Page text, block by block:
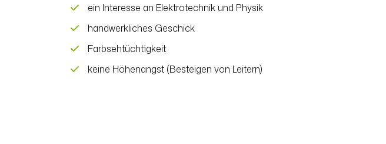
ein Interesse an Elektrotechnik und Physik
handwerkliches Geschick
Farbsehtüchtigkeit
keine Höhenangst (Besteigen von Leitern)